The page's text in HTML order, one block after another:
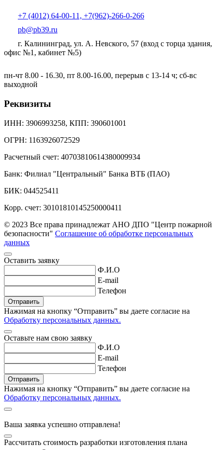
+7 (4012) 64-00-11, +7(962)-266-0-266
pb@pb39.ru
г. Калининград, ул. А. Невского, 57 (вход с торца здания,
офис №1, кабинет №5)
пн-чт 8.00 - 16.30, пт 8.00-16.00, перерыв с 13-14 ч; сб-вс
выходной
Реквизиты
ИНН: 3906993258, КПП: 390601001
ОГРН: 1163926072529
Расчетный счет: 40703810614380009934
Банк: Филиал "Центральный" Банка ВТБ (ПАО)
БИК: 044525411
Корр. счет: 30101810145250000411
© 2023 Все права принадлежат АНО ДПО "Центр пожарной
безопасности" Соглашение об обработке персональных
данных
Оставить заявку
Ф.И.О
E-mail
Телефон
Нажимая на кнопку “Отправить” вы даете согласие на
Обработку персональных данных.
Оставьте нам свою заявку
Ф.И.О
E-mail
Телефон
Нажимая на кнопку “Отправить” вы даете согласие на
Обработку персональных данных.
Ваша заявка успешно отправлена!
Рассчитать стоимость разработки изготовления плана